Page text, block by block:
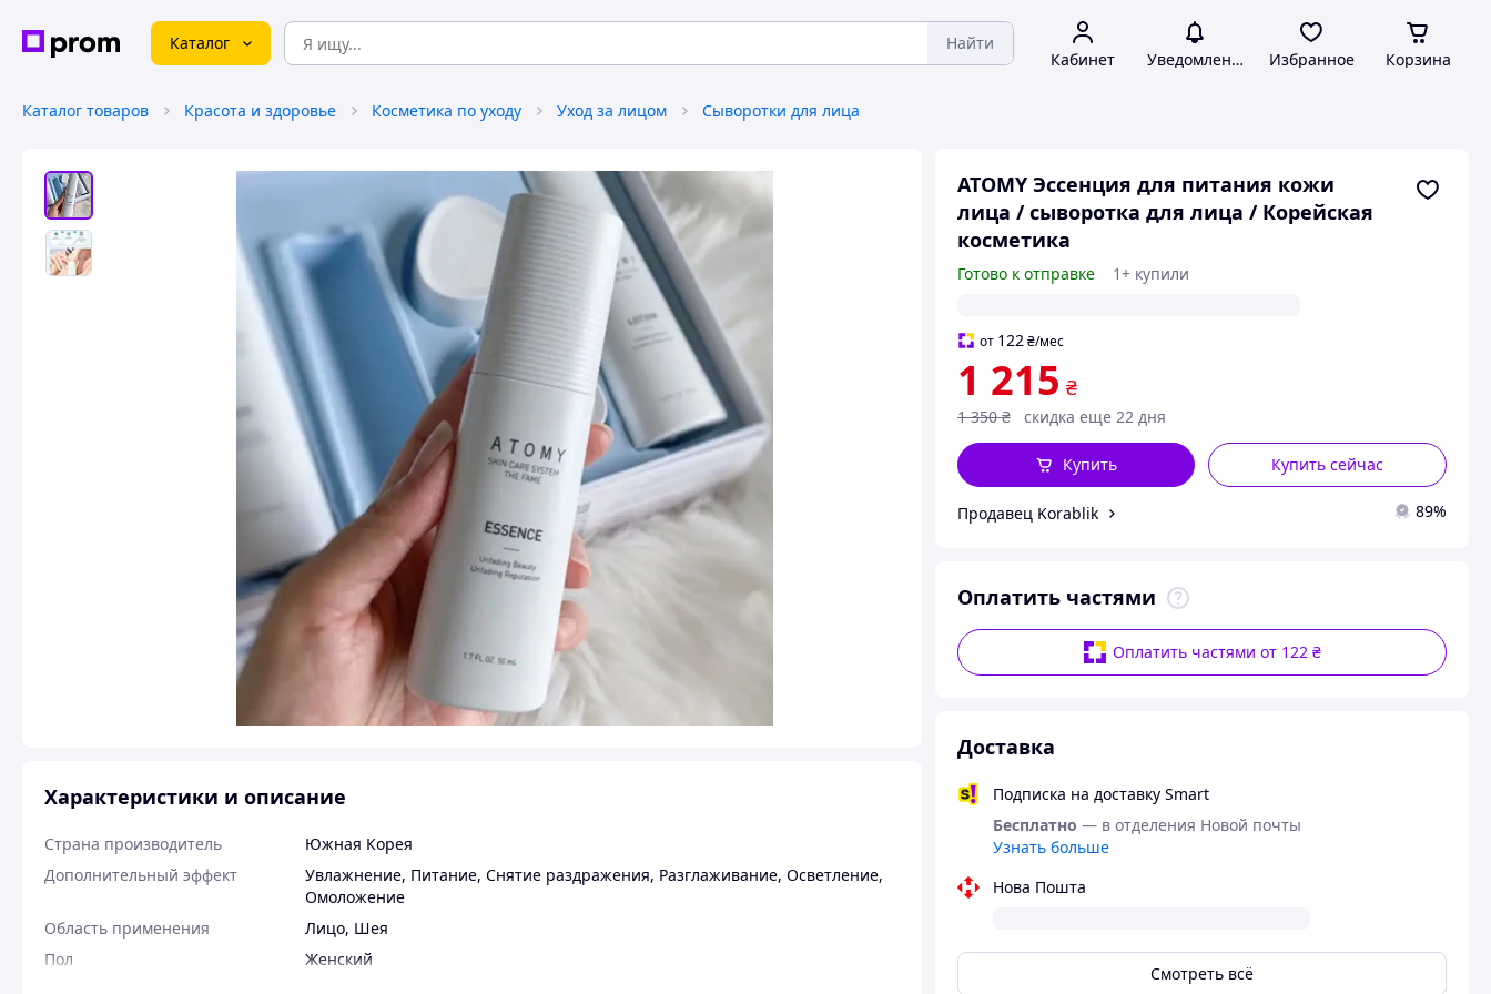
Каталог Найти
Кабинет Уведомления Избранное Корзина
Каталог товаров Красота и здоровье Косметика по уходу Уход за лицом Сыворотки для лица
ATOMY Эссенция для питания кожи
лица / сыворотка для лица / Корейская
косметика
Готово к отправке 1+ купили
от 122 ₴/мес
1 215 ₴
1 350 ₴ скидка еще 22 дня
Купить сейчас
Купить
Продавец Korablik 89%
Оплатить частями
Оплатить частями от 122 ₴
Доставка
Подписка на доставку Smart
Бесплатно — в отделения Новой почты
Узнать больше
Нова Пошта
Смотреть всё
Характеристики и описание
Страна производитель
Южная Корея
Дополнительный эффект
Увлажнение, Питание, Снятие раздражения, Разглаживание, Осветление,
Омоложение
Область применения
Лицо, Шея
Пол
Женский